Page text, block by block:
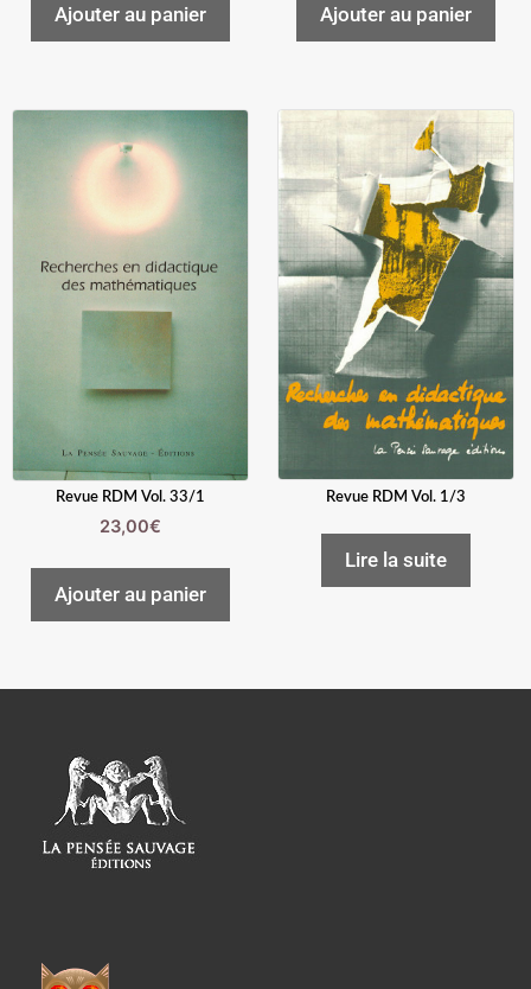
Ajouter au panier Ajouter au panier
Revue RDM Vol. 33/1
23,00€
Ajouter au panier
Revue RDM Vol. 1/3
Lire la suite